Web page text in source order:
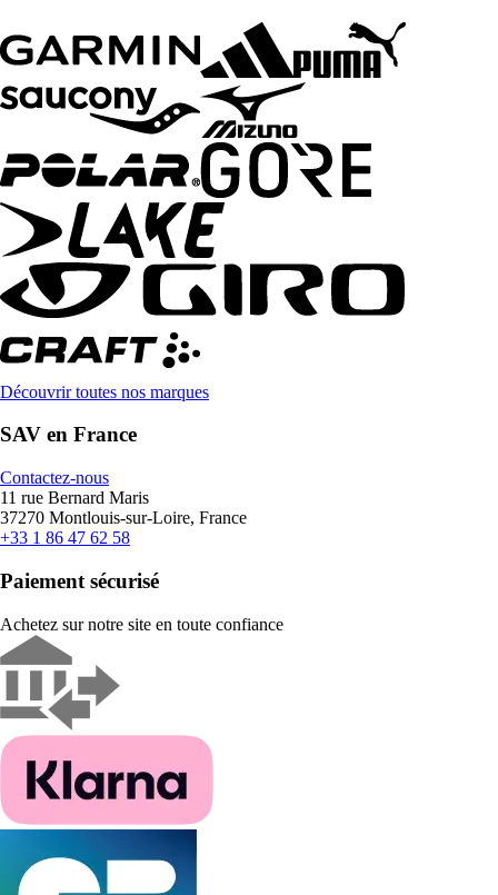
Découvrir toutes nos marques
SAV en France
Contactez-nous
11 rue Bernard Maris
37270 Montlouis-sur-Loire, France
+33 1 86 47 62 58
Paiement sécurisé
Achetez sur notre site en toute confiance